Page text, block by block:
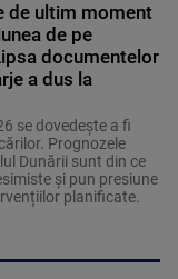
de ultim moment
de pe
documentelor
a dus la
se dovedește a fi
Prognozele
Dunării sunt din ce
și pun presiune
planificate.